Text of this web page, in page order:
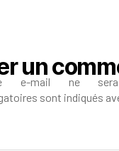
un
e-mail ne
sont indiqués